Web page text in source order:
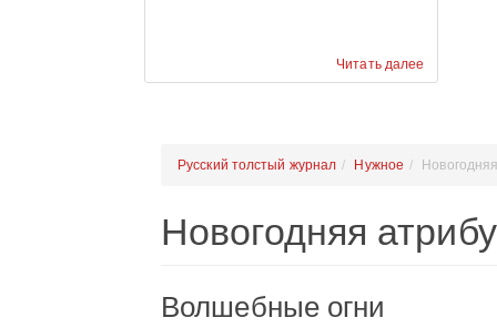
Читать далее
Русский толстый журнал Нужное
Новогодняя
Волшебные огни